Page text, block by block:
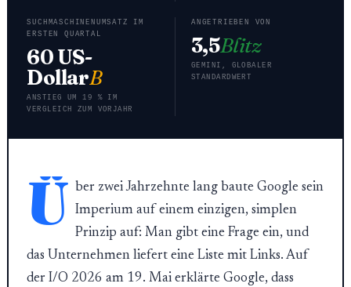
SUCHMASCHINENUMSATZ IM
ERSTEN QUARTAL
60 US-
DollarB
ANSTIEG UM 19 % IM
VERGLEICH ZUM VORJAHR
ANGETRIEBEN VON
3,5Blitz
GEMINI, GLOBALER
STANDARDWERT
Ü ber zwei Jahrzehnte lang baute Google sein
Imperium auf einem einzigen, simplen
Prinzip auf: Man gibt eine Frage ein, und
das Unternehmen liefert eine Liste mit Links. Auf
der I/O 2026 am 19. Mai erklärte Google, dass